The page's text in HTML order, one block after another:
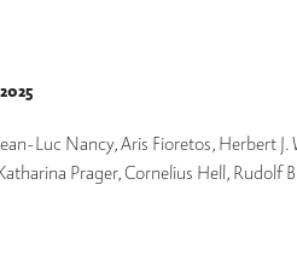
Luc Nancy, Aris Fioretos, Herbert
Prager, Cornelius Hell, Rudolf